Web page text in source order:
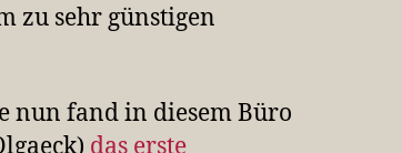
zu sehr günstigen
nun fand in diesem Büro